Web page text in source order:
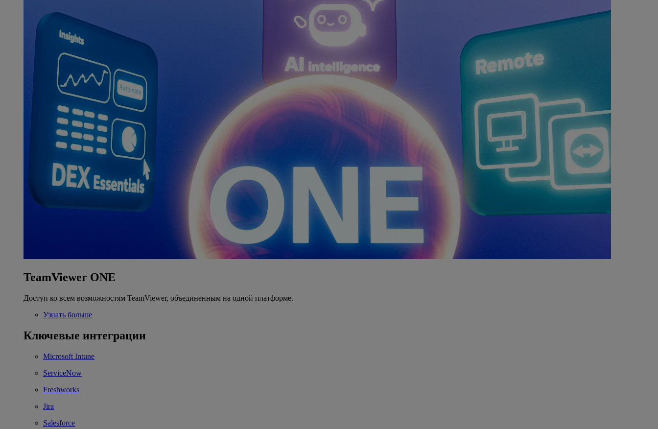
TeamViewer ONE
Доступ ко всем возможностям TeamViewer, объединенным на одной платформе.
Узнать больше
Ключевые интеграции
Microsoft Intune
ServiceNow
Freshworks
Jira
Salesforce